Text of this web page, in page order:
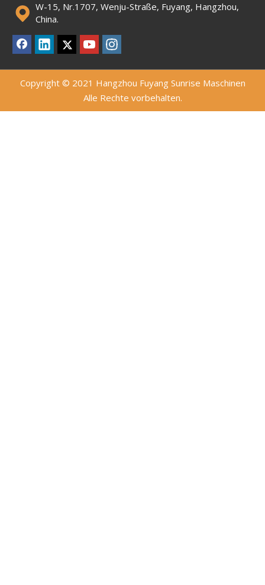
W-15, Nr.1707, Wenju-Straße, Fuyang, Hangzhou,
China.
Copyright © 2021 Hangzhou Fuyang Sunrise Maschinen
Alle Rechte vorbehalten.